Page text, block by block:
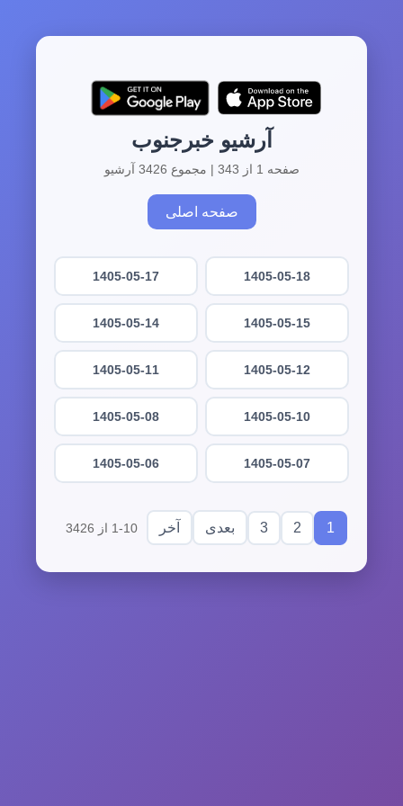
آرشیو خبرجنوب
صفحه 1 از 343 | مجموع 3426 آرشیو
صفحه اصلی
1405-05-18
1405-05-17
1405-05-15
1405-05-14
1405-05-12
1405-05-11
1405-05-10
1405-05-08
1405-05-07
1405-05-06
1
2
3 بعدی آخر 1-10 از 3426